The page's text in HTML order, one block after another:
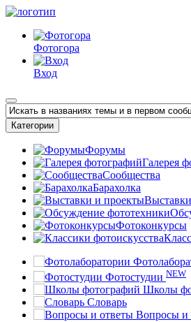
Фотогора
Вход
Категории
Форумы
Галерея
Сообщества
Барахолка
Фотоконкурсы
Фотостудии NEW
Школы
Словарь
Вопросы и